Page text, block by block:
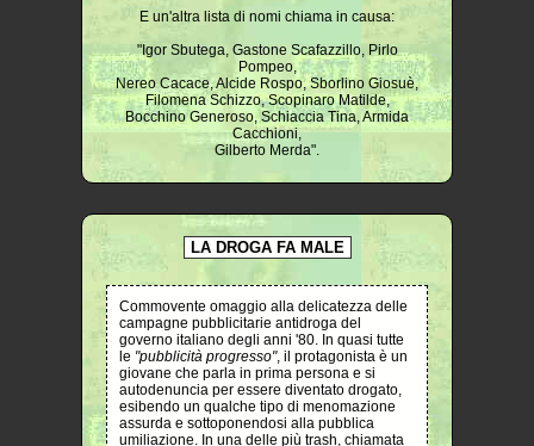
E un'altra lista di nomi chiama in causa:
"Igor Sbutega, Gastone Scafazzillo, Pirlo
Pompeo,
Nereo Cacace, Alcide Rospo, Sborlino Giosuè,
Filomena Schizzo, Scopinaro Matilde,
Bocchino Generoso, Schiaccia Tina, Armida
Cacchioni,
Gilberto Merda".
LA DROGA FA MALE
Commovente omaggio alla delicatezza delle
campagne pubblicitarie antidroga del
governo italiano degli anni '80. In quasi tutte
le "pubblicità progresso", il protagonista è un
giovane che parla in prima persona e si
autodenuncia per essere diventato drogato,
esibendo un qualche tipo di menomazione
assurda e sottoponendosi alla pubblica
umiliazione. In una delle più trash, chiamata